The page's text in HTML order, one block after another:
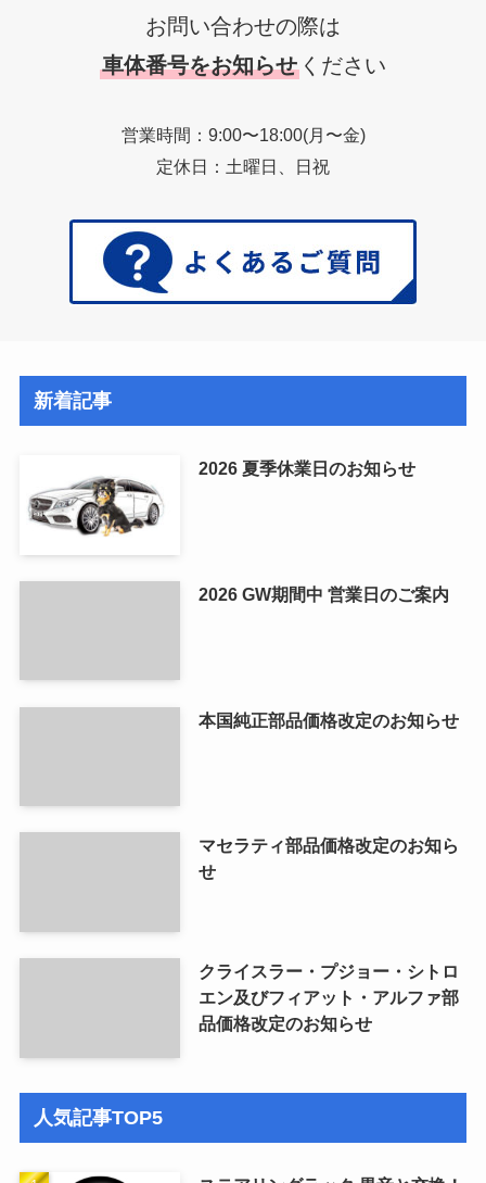
お問い合わせの際は
車体番号をお知らせ ください
営業時間：9:00〜18:00(月〜金)
定休日：土曜日、日祝
新着記事
2026 夏季休業日のお知らせ
2026 GW期間中 営業日のご案内
本国純正部品価格改定のお知らせ
マセラティ部品価格改定のお知ら
せ
クライスラー・プジョー・シトロ
エン及びフィアット・アルファ部
品価格改定のお知らせ
人気記事TOP5